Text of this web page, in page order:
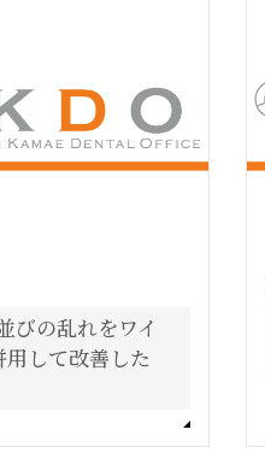
びの乱れをワイ
して改善した